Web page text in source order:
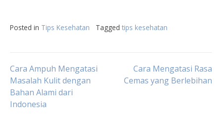
Posted in Tips Kesehatan Tagged tips kesehatan
Post
navigation
Cara Ampuh Mengatasi
Masalah Kulit dengan
Bahan Alami dari
Indonesia
Cara Mengatasi Rasa
Cemas yang Berlebihan